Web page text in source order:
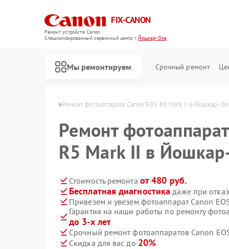
FIX-CANON
Ремонт устройств Canon
Специализированный cервисный центр г.Йошкар-Ола
Мы ремонтируем Срочный ремонт
Ремонт фотоаппарата Canon EOS R5 Mark II в Йошкар-
Ремонт
R5 Mark II в
Стоимость ремонта от 480 руб.
Бесплатная диагностика даже при
Привезем и увезем фотоаппарат Canon
Гарантия на наши работы по ремонту
до 3-х лет
Срочный ремонт фотоаппаратов Canon
Скидка для вас до 20%